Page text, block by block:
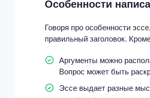
Особенности
Говоря про особенности
правильный заголовок.
Аргументы можно
Вопрос может быть
Эссе выдает разные